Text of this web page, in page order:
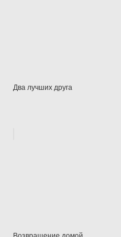
Два лучших друга